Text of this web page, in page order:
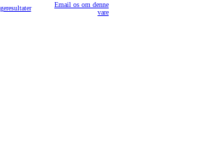
Email os om denne
vare